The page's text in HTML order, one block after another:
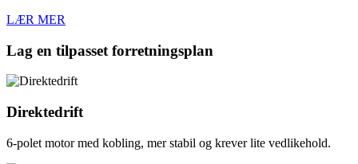
LÆR MER
Lag en tilpasset forretningsplan
Direktedrift
6-polet motor med kobling, mer stabil og krever lite vedlikehold.